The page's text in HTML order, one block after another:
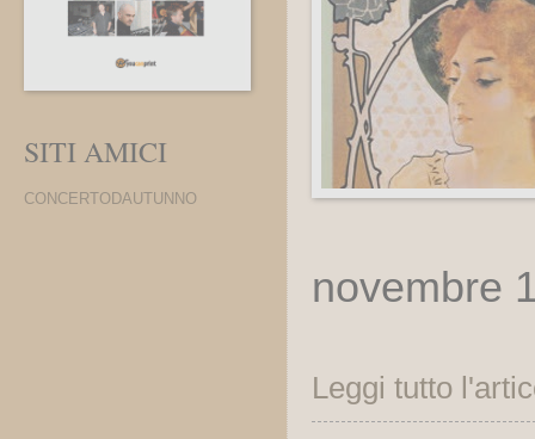
novembre
Leggi tutto
SITI AMICI
CONCERTODAUTUNNO